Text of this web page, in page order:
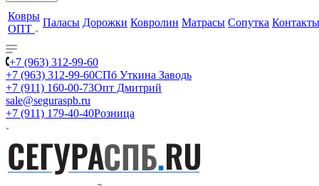
Ковры
ОПТ
Паласы Дорожки Ковролин Матрасы Сопутка Контакты
+7 (963) 312-99-60
+7 (963) 312-99-60СПб Уткина Заводь
+7 (911) 160-00-73Опт Дмитрий
sale@seguraspb.ru
+7 (911) 179-40-40Розница